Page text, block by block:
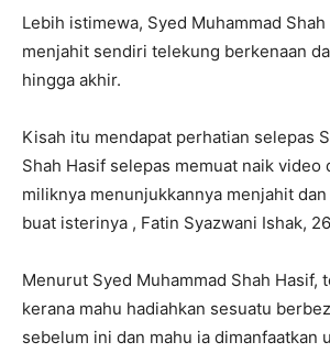
Lebih istimewa, Syed Muhammad Shah
menjahit sendiri telekung berkenaan
hingga akhir.
Kisah itu mendapat perhatian selepas
Shah Hasif selepas memuat naik video
miliknya menunjukkannya menjahit
buat isterinya , Fatin Syazwani Ishak,
Menurut Syed Muhammad Shah Hasif,
kerana mahu hadiahkan sesuatu
sebelum ini dan mahu ia dimanfaatkan